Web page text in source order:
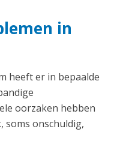
in
heeft er in bepaalde
oorzaken hebben
soms onschuldig,